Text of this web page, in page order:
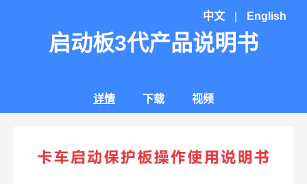
启动板3代产品说明书
中文 English
详情 下载 视频